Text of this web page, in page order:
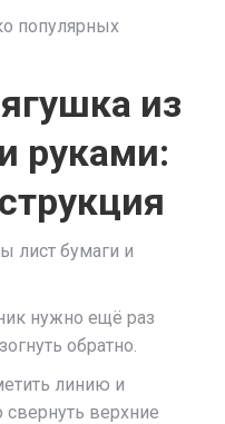
популярных
из
руками:
лист бумаги и
нужно ещё раз
обратно.
линию и
верхние